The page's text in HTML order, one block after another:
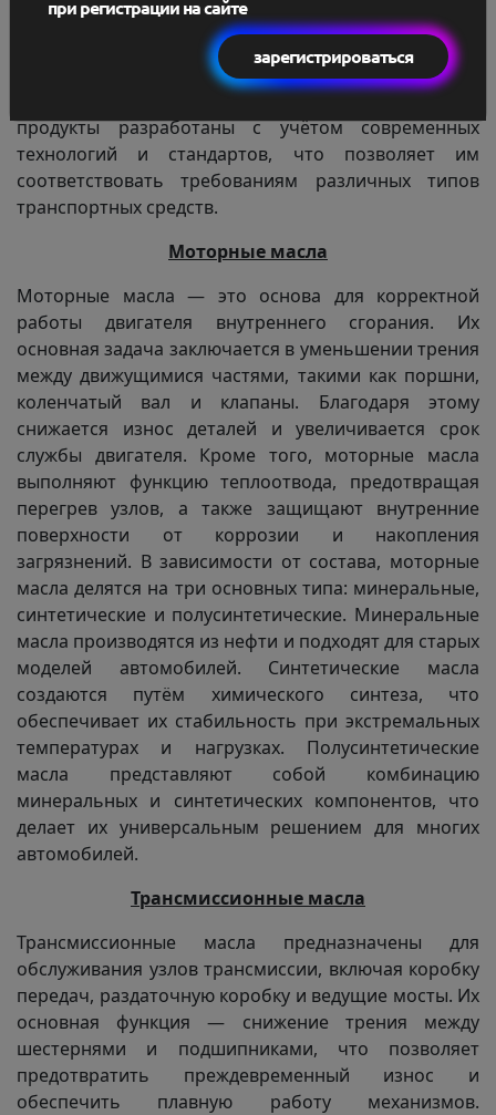
моторные масла, трансмиссионные масла и
гидравлические масла, каждый из которых
выполняет определённые задачи, связанные с
защитой, смазкой и охлаждением механизмов. Эти
продукты разработаны с учётом современных
технологий и стандартов, что позволяет им
соответствовать требованиям различных типов
транспортных средств.
Моторные масла
Моторные масла — это основа для корректной
работы двигателя внутреннего сгорания. Их
основная задача заключается в уменьшении трения
между движущимися частями, такими как поршни,
коленчатый вал и клапаны. Благодаря этому
снижается износ деталей и увеличивается срок
службы двигателя. Кроме того, моторные масла
выполняют функцию теплоотвода, предотвращая
перегрев узлов, а также защищают внутренние
поверхности от коррозии и накопления
загрязнений. В зависимости от состава, моторные
масла делятся на три основных типа: минеральные,
синтетические и полусинтетические. Минеральные
масла производятся из нефти и подходят для старых
моделей автомобилей. Синтетические масла
создаются путём химического синтеза, что
обеспечивает их стабильность при экстремальных
температурах и нагрузках. Полусинтетические
масла представляют собой комбинацию
минеральных и синтетических компонентов, что
делает их универсальным решением для многих
автомобилей.
Трансмиссионные масла
Трансмиссионные масла предназначены для
обслуживания узлов трансмиссии, включая коробку
передач, раздаточную коробку и ведущие мосты. Их
основная функция — снижение трения между
шестернями и подшипниками, что позволяет
предотвратить преждевременный износ и
обеспечить плавную работу механизмов.
при регистрации на сайте
зарегистрироваться